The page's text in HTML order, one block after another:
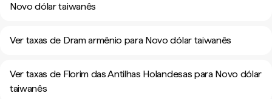
Novo dólar taiwanês
Ver taxas de Dram armênio para Novo dólar taiwanês
Ver taxas de Florim das Antilhas Holandesas para Novo dólar
taiwanês